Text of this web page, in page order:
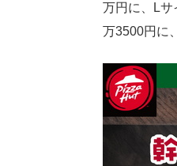
万円に、Lサ
万3500円に